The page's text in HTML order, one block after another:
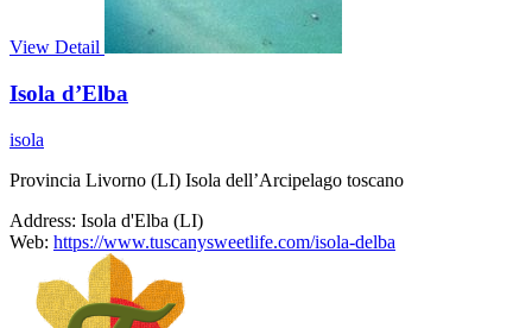
View Detail
Isola d’Elba
isola
Provincia Livorno (LI) Isola dell’Arcipelago toscano
Address: Isola d'Elba (LI)
Web: https://www.tuscanysweetlife.com/isola-delba